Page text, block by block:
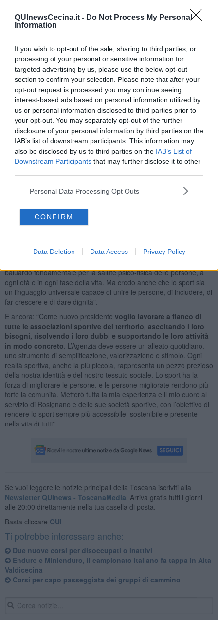
QUInewsCecina.it - Do Not Process My Personal
Information
If you wish to opt-out of the sale, sharing to third parties, or
processing of your personal or sensitive information for
targeted advertising by us, please use the below opt-out
section to confirm your selection. Please note that after your
opt-out request is processed you may continue seeing
interest-based ads based on personal information utilized by
us or personal information disclosed to third parties prior to
your opt-out. You may separately opt-out of the further
disclosure of your personal information by third parties on the
IAB’s list of downstream participants. This information may
also be disclosed by us to third parties on the IAB’s List of
Downstream Participants that may further disclose it to other
Personal Data Processing Opt Outs
CONFIRM
Data Deletion Data Access Privacy Policy
Casalini etre probiviri : Paolo Pescia, Maurizio Tempestini e Paola
Giuntoli che potranno intervenire in caso di discordie.
settimane si riuniranno per definire ruoli e nuove progettualità, oltre
a portare avanti i tanti progetti già in corso dell’Agenzia per lo Sport,
una rete di associazioni sportive locali che ha da sempre l’obiettivo
di fare squadra e di promuovere lo sport in tutte le sue forme
guardando al benessere fisico e all’aggregazione sociale.
“Ringrazio di cuore il vecchio consiglio - ha detto il presidente
uscente Riccardo Nannetti- le associazioni sportive, i tanti
professionisti, le varie realtà e tutto il mondo dello sport locale per il
lavoro svolto assieme in questi anni, il sostegno e la fiducia che mi
Un territorio che ha davvero enormi potenzialità e sono certo che il
nuovo presidente, al quale faccio i migliori auguri di buon lavoro,
saprà fare bene”.
“Sono cresciuto a Rosignano Solvay, ed è qui che ho scoperto i
primi valori dello sport: il rispetto, il sacrificio, il gioco di squadra.
ha spiegato Francesco Paperini - è per me un onore profondo e
baluardo fondamentale per la salute psico-fisica delle persone, a
ogni età e in ogni fase della vita. Ma credo anche che lo sport sia
un linguaggio universale capace di unire le persone, di includere, di
far crescere e di dare dignità”.
E ancora: “Come nuovo presidente voglio lavorare a fianco di
tutte le associazioni sportive del territorio, ascoltando i loro
bisogni, risolvendo i loro dubbi e supportando le loro attività
in modo concreto . L’Agenzia deve essere un alleato quotidiano,
uno strumento di semplificazione, valorizzazione e stimolo. Ogni
realtà sportiva, anche la più piccola, rappresenta un pezzo prezioso
della nostra identità e del nostro tessuto sociale. Lo sport ha la
forza di migliorare le persone, e le persone migliorate rendono più
forte la comunità. Metterò tutta la mia esperienza e il mio cuore al
servizio di Rosignano e delle sue società sportive, con l’obiettivo di
rendere lo sport sempre più accessibile, sostenibile e presente
nella vita di tutti”.
Se vuoi leggere le notizie principali della Toscana iscriviti alla
Newsletter QUInews - ToscanaMedia. Arriva gratis tutti i giorni
alle 20:00 direttamente nella tua casella di posta.
Basta cliccare QUI
Ti potrebbe interessare anche:
Due nuove corsi per disoccupati o inattivi
Enduro e Minienduro, il campionato italiano fa tappa in Alta
Valdicecina
Corsi per capo passeggiata dei gruppi di cammino